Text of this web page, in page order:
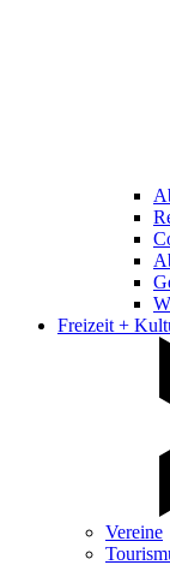
Freizeit +
Vereine